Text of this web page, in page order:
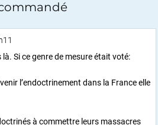
là. Si ce genre de mesure était voté:
l’endoctrinement dans la France elle
à commettre leurs massacres